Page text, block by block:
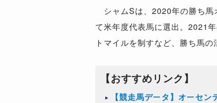
シャムSは、2020年の勝ち馬
て米年度代表馬に選出。2021
トマイルを制すなど、勝ち馬の
【おすすめリンク】
【競走馬データ】オーセン